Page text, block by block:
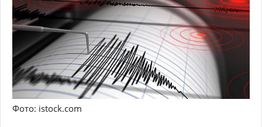
Фото: istock.com